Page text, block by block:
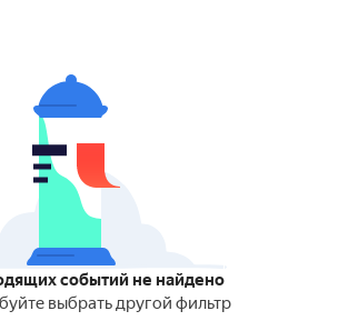
событий не найдено
выбрать другой фильтр